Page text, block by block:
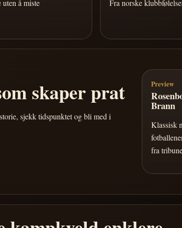
uten å miste
Fra norske
skaper prat
sjekk tidspunktet og bli med i
Preview
Brann
Klassisk
fra